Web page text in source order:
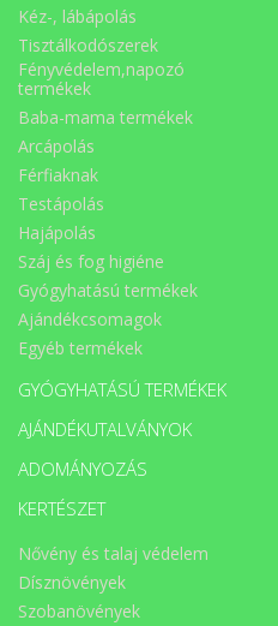
Kéz-, lábápolás
Tisztálkodószerek
Fényvédelem,napozó
termékek
Baba-mama termékek
Arcápolás
Férfiaknak
Testápolás
Hajápolás
Száj és fog higiéne
Gyógyhatású termékek
Ajándékcsomagok
Egyéb termékek
GYÓGYHATÁSÚ TERMÉKEK
AJÁNDÉKUTALVÁNYOK
ADOMÁNYOZÁS
KERTÉSZET
Nővény és talaj védelem
Dísznövények
Szobanövények